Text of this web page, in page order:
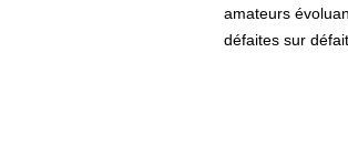
amateurs
défaites sur